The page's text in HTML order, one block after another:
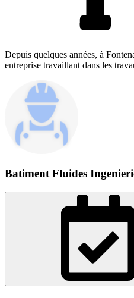
Depuis quelques années, à
entreprise travaillant dans les
Batiment Fluides